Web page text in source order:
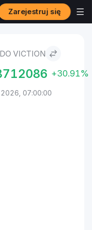
Zarejestruj się
Viction
VICTION
+30.91%
2026, 07:00:00